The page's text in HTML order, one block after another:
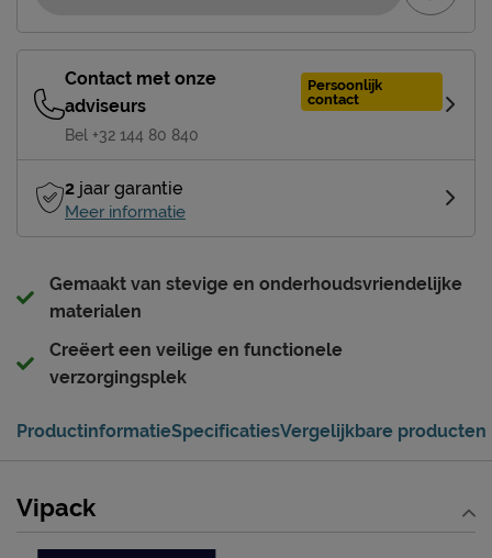
Contact met onze
adviseurs
Persoonlijk
contact
Bel +32 144 80 840
2 jaar garantie
Meer informatie
Gemaakt van stevige en onderhoudsvriendelijke
materialen
Creëert een veilige en functionele
verzorgingsplek
ProductinformatieSpecificatiesVergelijkbare producten
Vipack